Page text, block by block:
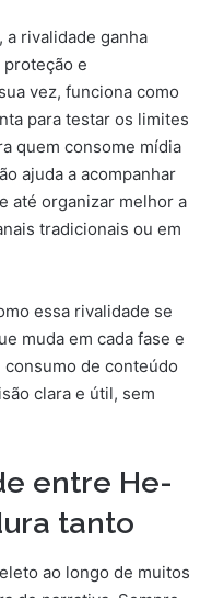
rivalidade ganha
e
vez, funciona como
para testar os limites
quem consome mídia
ajuda a acompanhar
até organizar melhor a
tradicionais ou em
essa rivalidade se
muda em cada fase e
de conteúdo
clara e útil, sem
entre He-
tanto
ao longo de muitos